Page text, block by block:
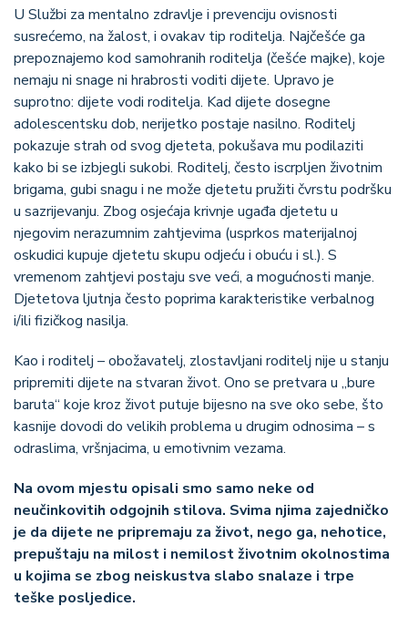
U Službi za mentalno zdravlje i prevenciju ovisnosti
susrećemo, na žalost, i ovakav tip roditelja. Najčešće ga
prepoznajemo kod samohranih roditelja (češće majke), koje
nemaju ni snage ni hrabrosti voditi dijete. Upravo je
suprotno: dijete vodi roditelja. Kad dijete dosegne
adolescentsku dob, nerijetko postaje nasilno. Roditelj
pokazuje strah od svog djeteta, pokušava mu podilaziti
kako bi se izbjegli sukobi. Roditelj, često iscrpljen životnim
brigama, gubi snagu i ne može djetetu pružiti čvrstu podršku
u sazrijevanju. Zbog osjećaja krivnje ugađa djetetu u
njegovim nerazumnim zahtjevima (usprkos materijalnoj
oskudici kupuje djetetu skupu odjeću i obuću i sl.). S
vremenom zahtjevi postaju sve veći, a mogućnosti manje.
Djetetova ljutnja često poprima karakteristike verbalnog
i/ili fizičkog nasilja.
Kao i roditelj – obožavatelj, zlostavljani roditelj nije u stanju
pripremiti dijete na stvaran život. Ono se pretvara u „bure
baruta“ koje kroz život putuje bijesno na sve oko sebe, što
kasnije dovodi do velikih problema u drugim odnosima – s
odraslima, vršnjacima, u emotivnim vezama.
Na ovom mjestu opisali smo samo neke od
neučinkovitih odgojnih stilova. Svima njima zajedničko
je da dijete ne pripremaju za život, nego ga, nehotice,
prepuštaju na milost i nemilost životnim okolnostima
u kojima se zbog neiskustva slabo snalaze i trpe
teške posljedice.